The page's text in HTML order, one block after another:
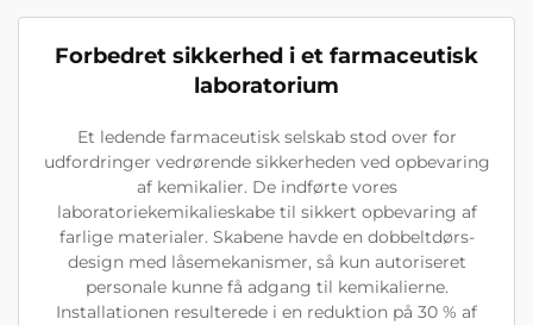
Forbedret sikkerhed i et farmaceutisk
laboratorium
Et ledende farmaceutisk selskab stod over for
udfordringer vedrørende sikkerheden ved opbevaring
af kemikalier. De indførte vores
laboratoriekemikalieskabe til sikkert opbevaring af
farlige materialer. Skabene havde en dobbeltdørs-
design med låsemekanismer, så kun autoriseret
personale kunne få adgang til kemikalierne.
Installationen resulterede i en reduktion på 30 % af